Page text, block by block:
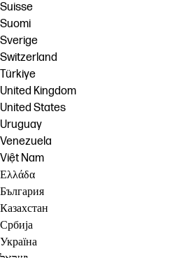
Suisse
Suomi
Sverige
Switzerland
Türkiye
United Kingdom
United States
Uruguay
Venezuela
Việt Nam
Ελλάδα
България
Казахстан
Србија
Україна